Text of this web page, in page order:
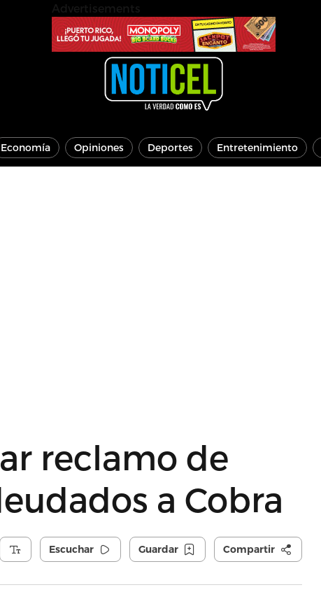
Economía Opiniones Deportes Entretenimiento
reclamo de
a Cobra
Escuchar Guardar Compartir